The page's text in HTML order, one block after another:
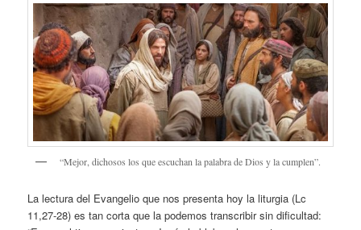
“Mejor, dichosos los que escuchan la palabra de Dios y la cumplen”.
La lectura del Evangelio que nos presenta hoy la liturgia (Lc
11,27-28) es tan corta que la podemos transcribir sin dificultad: